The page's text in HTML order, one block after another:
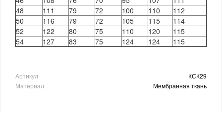
48
111 79 72 100 110
112
50
116 79 72 105 115
114
52
122 80 75 110 120
115
54
127 83 75 124 124 115
Артикул
КСК29
Материал
Мембранная ткань